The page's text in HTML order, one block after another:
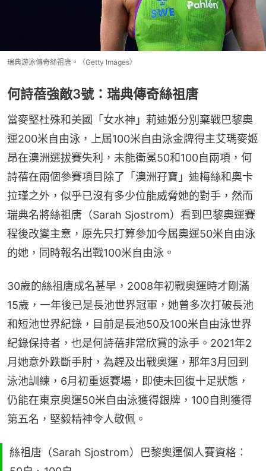
瑞典游泳傳奇絲祖唐。（Getty Images）
何詩蓓強敵3號：瑞典傳奇絲祖唐
當麥堅杜殊和美國「女水神」莉迪姬分別棄戰巴黎奧
運200米自由泳，上屆100米自由泳金牌得主艾瑪麥姬
昂在澳洲選拔賽失利，未能衛冕50和100自兩項，何
詩蓓在兩個參賽項目除了「澳洲孖寶」迪梅絲和奧卡
拉瑾之外，似乎已沒有多少位能威脅她的對手，然而
瑞典名將絲祖唐（Sarah Sjostrom）看到巴黎奧運賽
程後改變主意，原先只打算參加今屆奧運50米自由泳
的她，同時報名出戰100米自由泳。
30歲的絲祖唐成名甚早，2008年初戰奧運時才剛滿
15歲，一年後已是長池世界冠軍，她曾多次打破長池
和短池世界紀錄，目前是長池50及100米自由泳世界
紀錄保持者，也是何詩蓓非常欣賞的泳手。2021年2
月她意外跌斷手肘，為趕及出戰奧運，那年3月回到
泳池訓練，6月初重返賽場，即使未回復十足狀態，
仍能在東京奧運50米自由泳獲得銀牌，100自則獲得
第五名，堅毅精神令人敬佩。
絲祖唐（Sarah Sjostrom）巴黎奧運個人賽資格：